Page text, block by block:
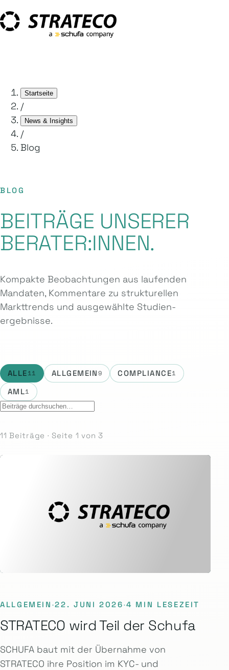
Startseite
/
News & Insights
/
Blog
BLOG
BEITRÄGE UNSERER
BERATER:INNEN.
Kompakte Beobachtungen aus laufenden
Mandaten, Kommentare zu strukturellen
Markttrends und ausgewählte Studien­
ergebnisse.
ALLE11 ALLGEMEIN9 COMPLIANCE1
AML1
11 Beiträge · Seite 1 von 3
ALLGEMEIN ·22. JUNI 2026·4 MIN LESEZEIT
STRATECO wird Teil der Schufa
SCHUFA baut mit der Übernahme von
STRATECO ihre Position im KYC- und